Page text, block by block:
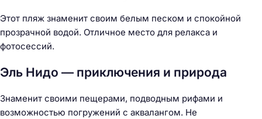
Этот пляж знаменит своим белым песком и спокойной
прозрачной водой. Отличное место для релакса и
фотосессий.
Эль Нидо — приключения и природа
Знаменит своими пещерами, подводным рифами и
возможностью погружений с аквалангом. Не